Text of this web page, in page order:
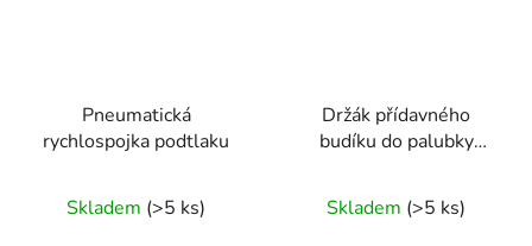
Pneumatická
rychlospojka podtlaku
Skladem (>5 ks)
Držák přídavného
budíku do palubky
Skladem (>5 ks)